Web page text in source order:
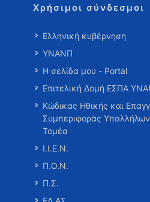
Χρήσιμοι σύνδεσμοι
Ελληνική κυβέρνηση
ΥΝΑΝΠ
Η σελίδα μου - Portal
Επιτελική Δομή ΕΣΠΑ
Κώδικας Ηθικής και
Συμπεριφοράς
Τομέα
Ι.Ι.Ε.Ν.
Π.Ο.Ν.
Π.Σ.